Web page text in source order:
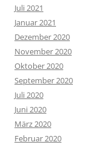
Juli 2021
Januar 2021
Dezember 2020
November 2020
Oktober 2020
September 2020
Juli 2020
Juni 2020
März 2020
Februar 2020